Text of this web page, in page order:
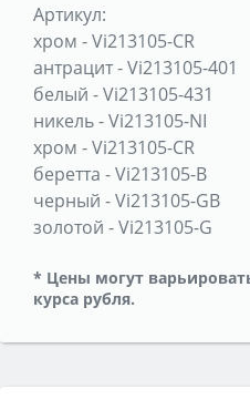
Артикул:
хром -Vi213105-CR
антрацит-Vi213105-401
белый -Vi213105-431
никель-Vi213105-NI
хром -Vi213105-CR
беретта -Vi213105-B
черный -Vi213105-GB
золотой -Vi213105-G
* Цены могут
курса рубля.